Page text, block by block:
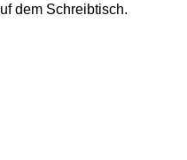
dem Schreibtisch.